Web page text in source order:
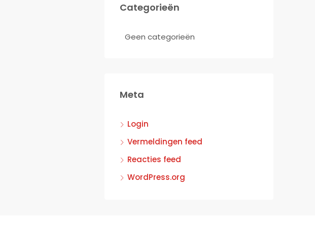
Categorieën
Geen categorieën
Meta
Login
Vermeldingen feed
Reacties feed
WordPress.org